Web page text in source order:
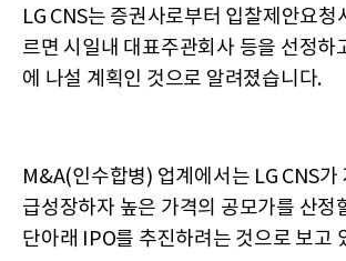
LG CNS는 증권사로부터 입찰제안요청
르면 시일내 대표주관회사 등을 선정하
에 나설 계획인 것으로 알려졌습니다.
M&A(인수합병) 업계에서는 LG CNS가
급성장하자 높은 가격의 공모가를 산정
단아래 IPO를 추진하려는 것으로 보고